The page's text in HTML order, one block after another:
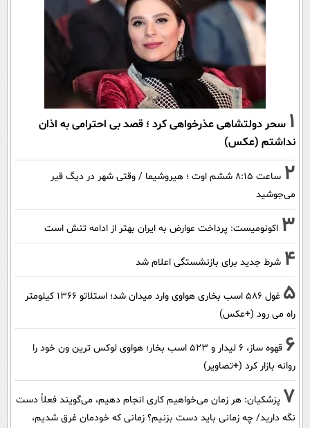
1 سحر دولتشاهی عذرخواهی کرد ؛ قصد بی احترامی به اذان
نداشتم (عکس)
2
ساعت ۸:۱۵ ششم اوت ؛ هیروشیما / وقتی شهر در دیگ قیر
می‌جوشید
3 اکونومیست: پرداخت عوارض به ایران بهتر از ادامه تنش است
4 شرط جدید برای بازنشستگی اعلام شد
5
غول 586 اسب بخاری هواوی وارد میدان شد؛ استلاتو 1366 کیلومتر
راه می رود (+عکس)
6
قهوه ساز، 6 لیدار و 523 اسب بخار؛ هواوی لوکس ترین ون خود را
روانه بازار کرد (+تصاویر)
7 پزشکیان: هر زمان می‌خواهیم کاری انجام دهیم، می‌گویند فعلاً دست
نگه دارید/ چه زمانی باید دست بزنیم؟ زمانی که خودمان غرق شدیم،